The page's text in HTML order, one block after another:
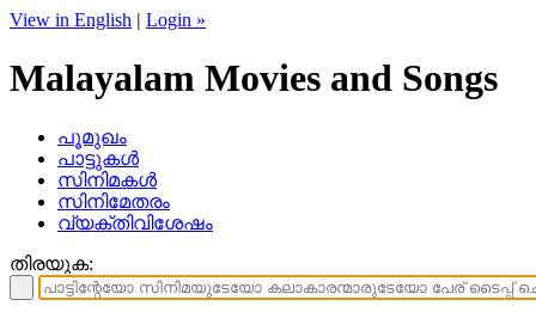
View in English | Login »
Malayalam Movies and Songs
പൂമുഖം
പാട്ടുകള്‍
സിനിമകള്‍
സിനിമേതരം
വ്യക്തിവിശേഷം
തിരയുക: